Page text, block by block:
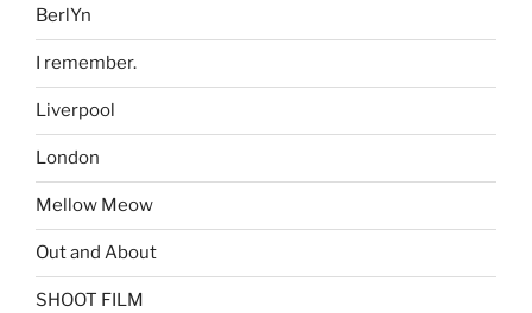
BerlYn
I remember.
Liverpool
London
Mellow Meow
Out and About
SHOOT FILM